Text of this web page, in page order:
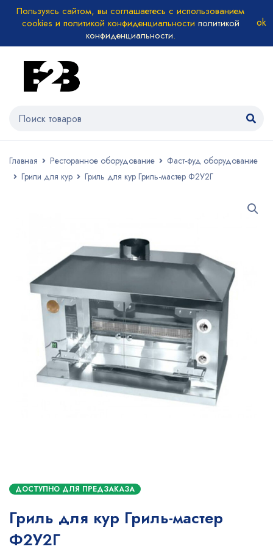
Пользуясь сайтом, вы соглашаетесь с использованием
cookies и политикой конфиденциальности политикой
конфиденциальности.
Главная Ресторанное оборудование
Фаст-фуд оборудование
Грили для кур
Гриль для кур Гриль-мастер Ф2У2Г
ДОСТУПНО ДЛЯ ПРЕДЗАКАЗА
Гриль для кур Гриль-мастер
Ф2У2Г